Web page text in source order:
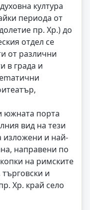
култура
периода от
пр. Хр.) до
отдел се
от различни
в града и
южната порта
вид на тези
изложени и най-
направени по
на римските
и
Хр. край село